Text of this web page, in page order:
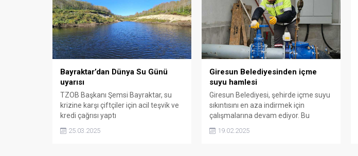
Bayraktar’dan Dünya Su Günü
uyarısı
TZOB Başkanı Şemsi Bayraktar, su
krizine karşı çiftçiler için acil teşvik ve
kredi çağrısı yaptı
25.03.2025
Giresun Belediyesinden içme
suyu hamlesi
Giresun Belediyesi, şehirde içme suyu
sıkıntısını en aza indirmek için
çalışmalarına devam ediyor. Bu
tamamlanan yeni içme suyu kuyusu
19.02.2025